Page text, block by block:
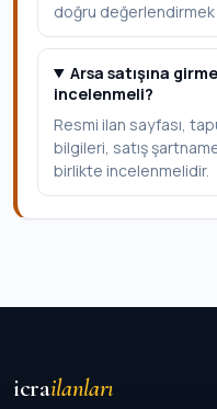
doğru
Arsa satışına
incelenmeli?
Resmi ilan sayfası,
bilgileri, satış
birlikte incelenmelidir.
icrailanları